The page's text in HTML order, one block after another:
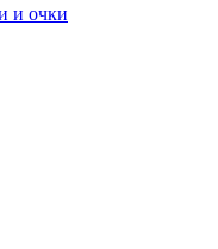
и очки